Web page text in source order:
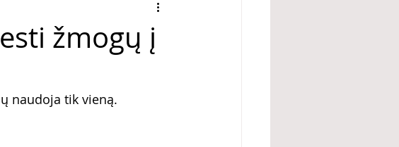
žmogų į
naudoja tik vieną.